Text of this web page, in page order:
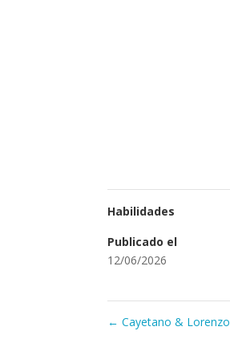
Habilidades
Publicado el
12/06/2026
← Cayetano & Lorenzo